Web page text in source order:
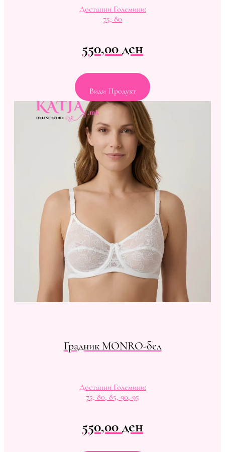
Достапни Големини:
75, 80
550,00ден
Види Продукт
Градник MONRO-бел
Достапни Големини:
75, 80, 85, 90, 95
550,00ден